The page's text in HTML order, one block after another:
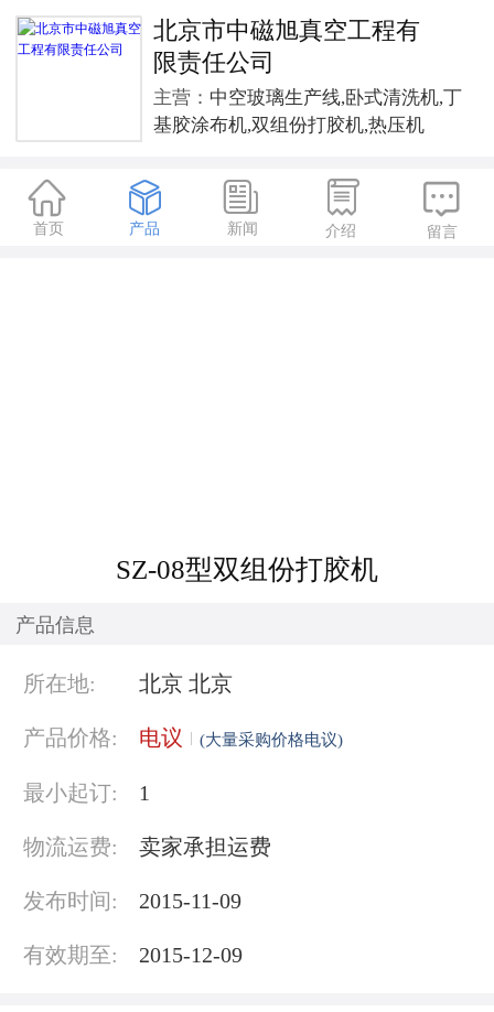
北京市中磁旭真空工程有
限责任公司
主营： 中空玻璃生产线,卧式清洗机,丁
基胶涂布机,双组份打胶机,热压机

首页

产品

新闻

介绍

留言
SZ-08型双组份打胶机
产品信息
所在地: 北京 北京
产品价格: 电议 (大量采购价格电议)
最小起订: 1
物流运费: 卖家承担运费
发布时间: 2015-11-09
有效期至: 2015-12-09